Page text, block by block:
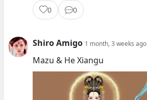
0 0
Shiro Amigo 1 month, 3 weeks ago
Mazu & He Xiangu